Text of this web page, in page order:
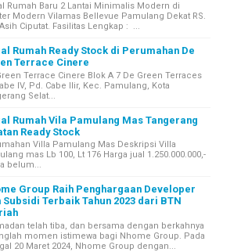
Rumah Baru 2 Lantai Minimalis Modern di
Modern Vilamas Bellevue Pamulang Dekat RS.
Ciputat. Fasilitas Lengkap : ...
Rumah Ready Stock di Perumahan De
Terrace Cinere
Terrace Cinere Blok A 7 De Green Terraces
IV, Pd. Cabe Ilir, Kec. Pamulang, Kota
Selat...
Rumah Vila Pamulang Mas Tangerang
Ready Stock
Villa Pamulang Mas Deskripsi Villa
mas Lb 100, Lt 176 Harga jual 1.250.000.000,-
belum...
Group Raih Penghargaan Developer
Subsidi Terbaik Tahun 2023 dari BTN
telah tiba, dan bersama dengan berkahnya
momen istimewa bagi Nhome Group. Pada
20 Maret 2024, Nhome Group dengan...